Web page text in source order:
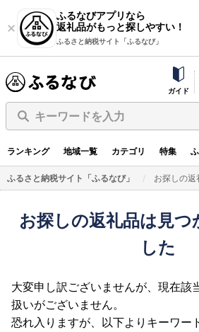
ふるなびアプリなら
返礼品がもっと探しやすい！
ふるさと納税サイト「ふるなび」
ガイド
キーワードを入力
ランキング 地域一覧 カテゴリ 特集
ふるさと納税サイト「ふるなび」 お探しの返
お探しの返礼品は見
した
大変申し訳ございませんが、現在該
扱いがございません。
恐れ入りますが、以下よりキーワー